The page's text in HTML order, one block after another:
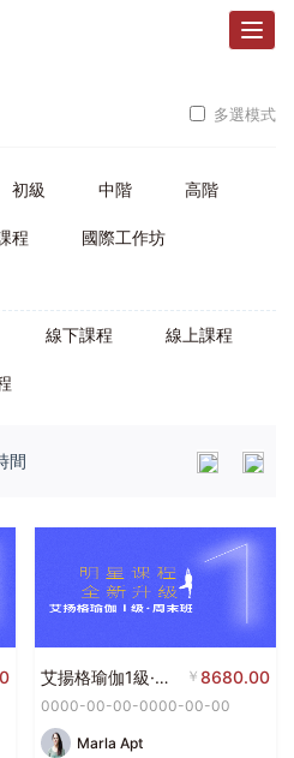
多選模式
初級 中階 高階
程 國際工作坊
線下課程 線上課程
間
艾揚格瑜伽1級·周末班 ￥ 8680.00
0000-00-00-0000-00-00
Marla Apt